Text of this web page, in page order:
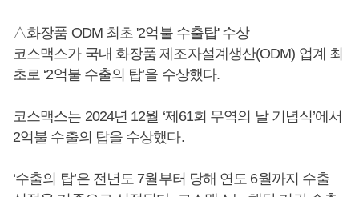
△화장품 ODM 최초 '2억불 수출탑' 수상
코스맥스가 국내 화장품 제조자설계생산(ODM) 업계 최
초로 ‘2억불 수출의 탑’을 수상했다.
코스맥스는 2024년 12월 ‘제61회 무역의 날 기념식’에서
2억불 수출의 탑을 수상했다.
‘수출의 탑’은 전년도 7월부터 당해 연도 6월까지 수출